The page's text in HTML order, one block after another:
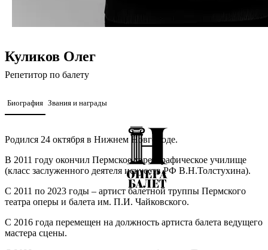
Куликов Олег
Репетитор по балету
Биография Звания и награды
Родился 24 октября в Нижнем Новгороде.
В 2011 году окончил Пермское хореографическое училище
(класс заслуженного деятеля искусств РФ В.Н.Толстухина).
С 2011 по 2023 годы – артист балетной труппы Пермского
театра оперы и балета им. П.И. Чайковского.
С 2016 года перемещен на должность артиста балета ведущего
мастера сцены.